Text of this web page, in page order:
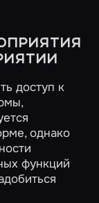
доступ к
однако
функций